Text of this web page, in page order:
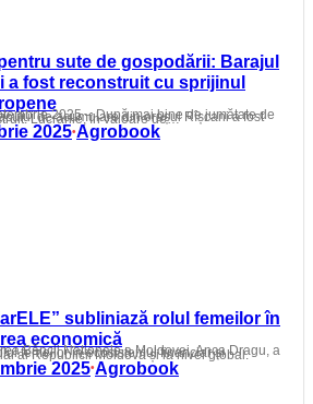
sute de gospodării: Barajul
a fost reconstruit cu sprijinul
de secol, barajul lacului de acumulare din orașul Rîșcani a fost complet reconstruit. Lucrările, în valoare de…
2025•Agrobook
subliniază rolul femeilor în
economică
Anca Dragu, a evidențiat rolul femeilor în ecosistemul financiar și antreprenorial al Republicii Moldova și la nivel global.
2025•Agrobook